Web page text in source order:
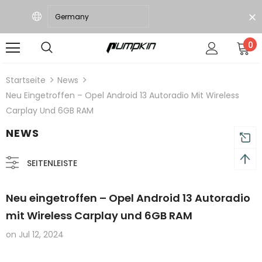
0
Startseite
News
Neu Eingetroffen – Opel Android 13 Autoradio Mit Wireless
Carplay Und 6GB RAM
NEWS
SEITENLEISTE
Neu eingetroffen – Opel Android 13 Autoradio
mit Wireless Carplay und 6GB RAM
on Jul 12, 2024
18 Monate Garantie Kostenloser Versand